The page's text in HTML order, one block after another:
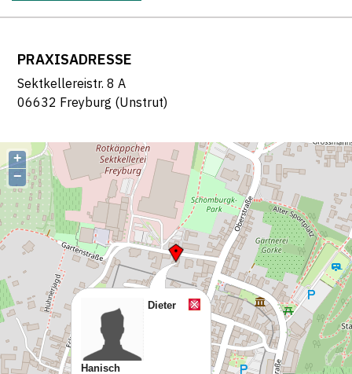
PRAXISADRESSE
Sektkellereistr. 8 A
06632 Freyburg (Unstrut)